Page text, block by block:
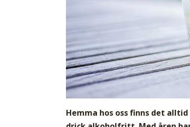
Hemma hos oss finns det